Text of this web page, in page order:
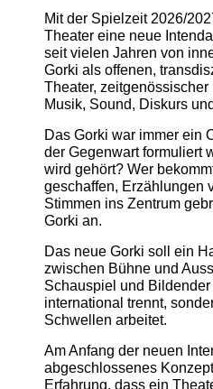
Mit der Spielzeit 2026/
Theater eine neue
seit vielen Jahren von
Gorki als offenen,
Theater, zeitgenössischer
Musik, Sound, Diskurs
Das Gorki war immer ein
der Gegenwart formuliert
wird gehört? Wer
geschaffen, Erzählungen
Stimmen ins Zentrum
Gorki an.
Das neue Gorki soll ein
zwischen Bühne und
Schauspiel und
international trennt,
Schwellen arbeitet.
Am Anfang der neuen
abgeschlossenes
Erfahrung, dass ein